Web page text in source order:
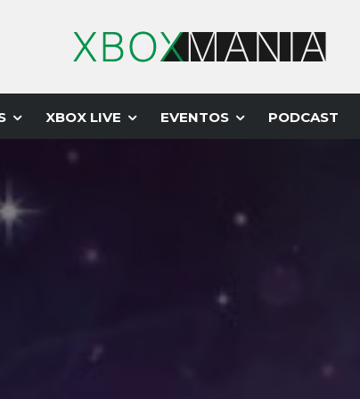
XBOX LIVE EVENTOS PODCAST